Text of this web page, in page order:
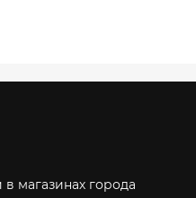
магазинах города